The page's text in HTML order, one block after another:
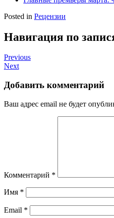
Posted in Рецензии
Навигация по
Previous
Next
Добавить комментарий
Ваш адрес email не будет
Комментарий *
Имя *
Email *